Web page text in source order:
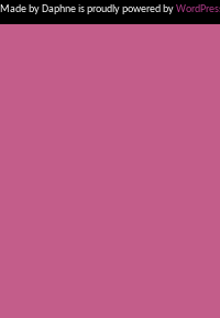
Made by Daphne is proudly powered by